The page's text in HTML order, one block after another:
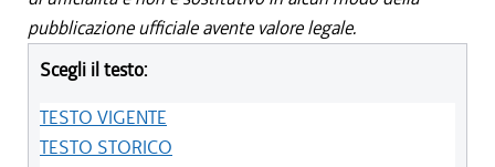
pubblicazione ufficiale avente valore legale.
Scegli il testo:
TESTO VIGENTE
TESTO STORICO